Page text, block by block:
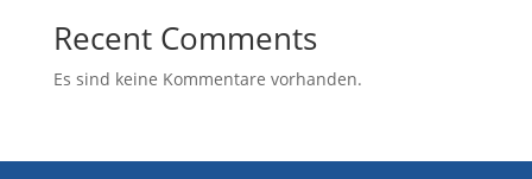
Recent Comments
Es sind keine Kommentare vorhanden.